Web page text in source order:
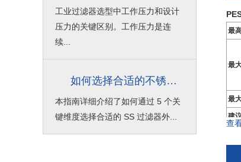
最
最
最
建
查
工业过滤器选型中工作压力和设计
压力的关键区别。工作压力是连
续...
如何选择合适的不锈钢过滤器外壳？
本指南详细介绍了如何通过 5 个关
键维度选择合适的 SS 过滤器外...